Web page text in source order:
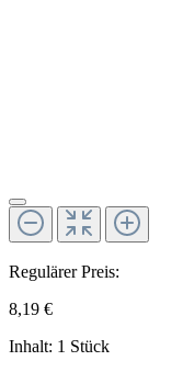
Regulärer Preis:
8,19 €
Inhalt: 1 Stück